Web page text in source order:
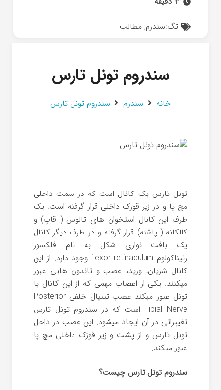
تگ:سندرم,مطالب
سندروم تونل تارس
خانه سندرم سندروم تونل تارس
تونل تارس یک کانال است که در سمت داخلی
مچ پا و در زیر قوزک داخلی قرار گرفته است. یک
طرف این کانال استخوان های تالوس ( قاپ) و
کالکانه ( پاشنه) قرار گرفته و در طرف دیگر کانال
یک بافت نواری شکل به نام فلکسور
رتیناکولوم flexor retinaculumوجود دارد. از این
کانال شریان، ورید، عصب و تاندون هایی عبور
میکنند. یکی از اعصاب مهمی که از این کانال یا
تونل عبور میکند عصب تیبیال خلفی Posterior
Tibial Nerve است که در سندروم تونل تارس
تغییراتی در آن ایجاد میشود. این عصب در داخل
تونل تارس و از پشت و زیر قوزک داخلی مچ پا
عبور میکند.
سندروم تونل تارس چیست؟